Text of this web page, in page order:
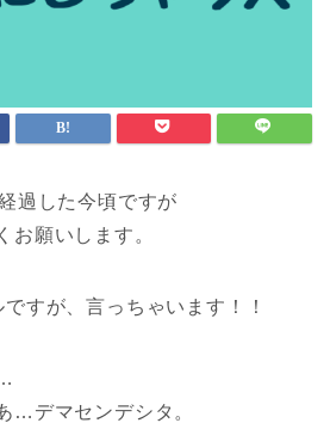
過した今頃ですが
お願いします。
すが、言っちゃいます！！
…デマセンデシタ。